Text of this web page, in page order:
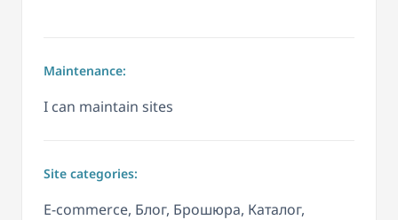
Maintenance:
I can maintain sites
Site categories:
E-commerce, Блог, Брошюра, Каталог,